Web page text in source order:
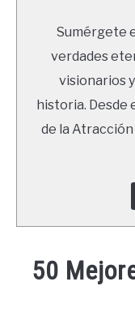
NEWSLETTER
Sumérgete
verdades
visionarios
historia. Desde
de la
50